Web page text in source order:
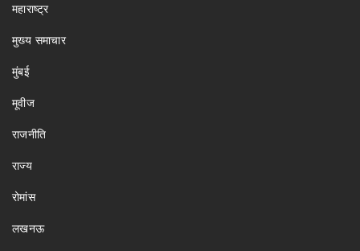
महाराष्ट्र
मुख्य समाचार
मुंबई
मूवीज
राजनीति
राज्य
रोमांस
लखनऊ